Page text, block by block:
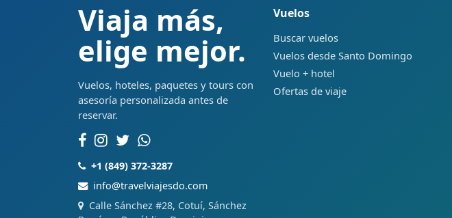
Viaja más,
elige mejor.
Vuelos, hoteles, paquetes y tours con
asesoría personalizada antes de
reservar.
+1 (849) 372-3287
info@travelviajesdo.com
Calle Sánchez #28, Cotuí, Sánchez
Vuelos
Buscar vuelos
Vuelos desde Santo Domingo
Vuelo + hotel
Ofertas de viaje